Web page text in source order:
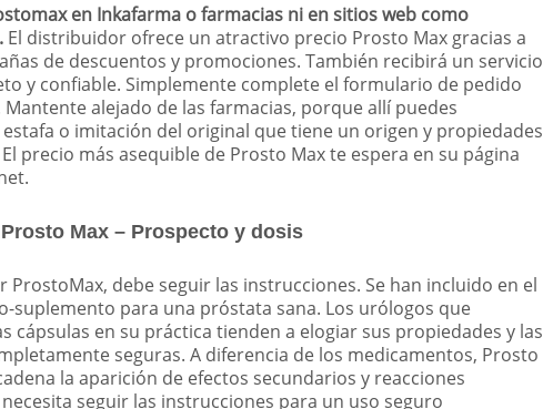
en Inkafarma o farmacias ni en sitios web como
El distribuidor ofrece un atractivo precio Prosto Max gracias a
de descuentos y promociones. También recibirá un servicio
y confiable. Simplemente complete el formulario de pedido
Mantente alejado de las farmacias, porque allí puedes
o imitación del original que tiene un origen y propiedades
precio más asequible de Prosto Max te espera en su página
Max – Prospecto y dosis
ProstoMax, debe seguir las instrucciones. Se han incluido en el
suplemento para una próstata sana. Los urólogos que
cápsulas en su práctica tienden a elogiar sus propiedades y las
seguras. A diferencia de los medicamentos, Prosto
la aparición de efectos secundarios y reacciones
seguir las instrucciones para un uso seguro